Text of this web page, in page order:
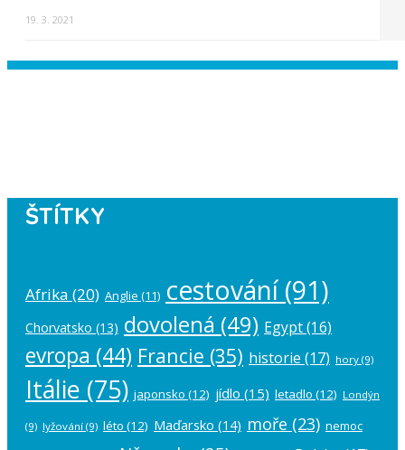
19. 3. 2021
ŠTÍTKY
Afrika (20) Anglie (11) cestování(91)
Chorvatsko (13) dovolená (49) Egypt(16)
evropa (44) Francie (35) historie (17) hory (9)
Itálie (75) japonsko (12) jídlo (15) letadlo (12) Londýn
(9) lyžování (9) léto (12) Maďarsko (14) moře (23) nemoc